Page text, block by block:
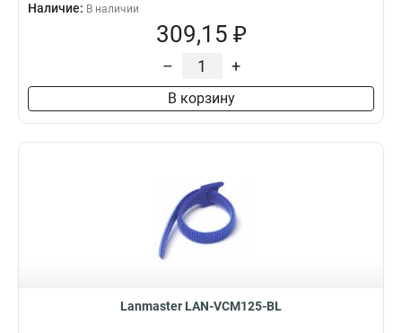
Наличие: В наличии
309,15 ₽
– +
В корзину
Lanmaster LAN-VCM125-BL